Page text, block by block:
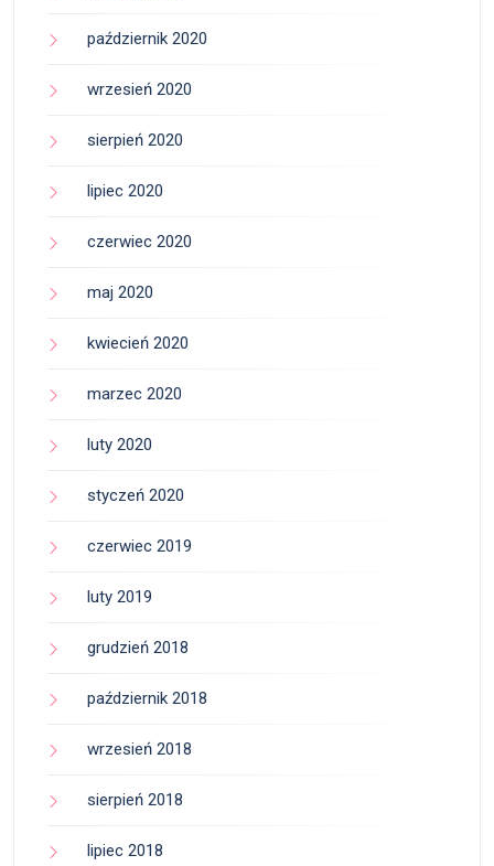
październik 2020
wrzesień 2020
sierpień 2020
lipiec 2020
czerwiec 2020
maj 2020
kwiecień 2020
marzec 2020
luty 2020
styczeń 2020
czerwiec 2019
luty 2019
grudzień 2018
październik 2018
wrzesień 2018
sierpień 2018
lipiec 2018